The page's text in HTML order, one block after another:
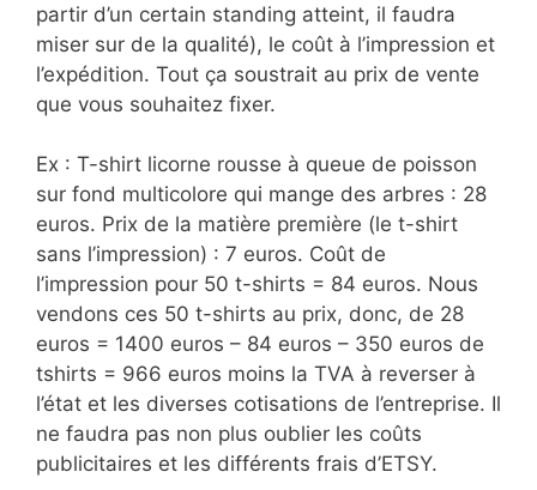
partir d’un certain standing atteint, il faudra
miser sur de la qualité), le coût à l’impression et
l’expédition. Tout ça soustrait au prix de vente
que vous souhaitez fixer.
Ex : T-shirt licorne rousse à queue de poisson
sur fond multicolore qui mange des arbres : 28
euros. Prix de la matière première (le t-shirt
sans l’impression) : 7 euros. Coût de
l’impression pour 50 t-shirts = 84 euros. Nous
vendons ces 50 t-shirts au prix, donc, de 28
euros = 1400 euros – 84 euros – 350 euros de
tshirts = 966 euros moins la TVA à reverser à
l’état et les diverses cotisations de l’entreprise. Il
ne faudra pas non plus oublier les coûts
publicitaires et les différents frais d’ETSY.